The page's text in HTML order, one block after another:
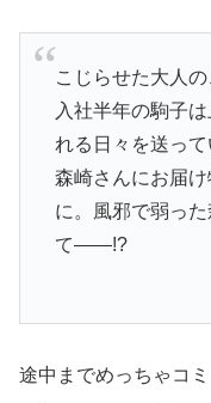
こじらせた大人
入社半年の駒子
れる日々を送っ
森崎さんにお届
に。風邪で弱っ
て――!?
途中までめっちゃコ